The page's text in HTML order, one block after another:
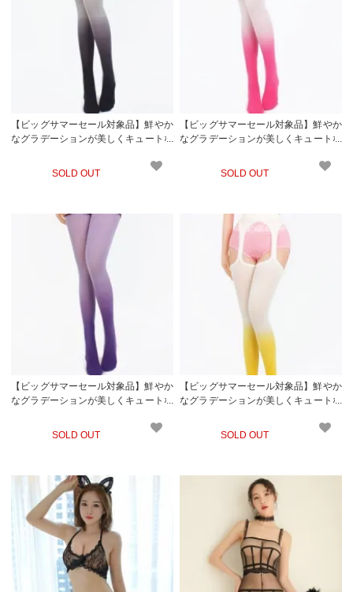
【ビッグサマーセール対象品】鮮やか
なグラデーションが美しくキュートな
SOLD OUT
【ビッグサマーセール対象品】鮮やか
なグラデーションが美しくキュートな
SOLD OUT
【ビッグサマーセール対象品】鮮やか
なグラデーションが美しくキュートな
SOLD OUT
【ビッグサマーセール対象品】鮮やか
なグラデーションが美しくキュートな
SOLD OUT